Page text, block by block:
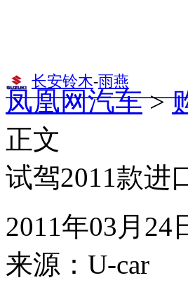
长安铃木-雨燕
凤凰网汽车>
正文
试驾2011款进
2011年03月24
来源： U-car